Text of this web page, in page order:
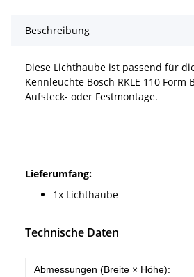
Beschreibung
Diese Lichthaube ist passend für
Kennleuchte Bosch RKLE 110 Form
Aufsteck- oder Festmontage.
Lieferumfang:
1x Lichthaube
Technische Daten
Abmessungen (Breite × Höhe):